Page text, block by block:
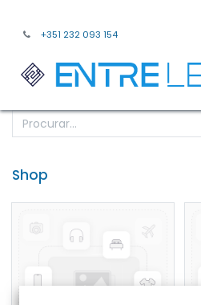
+351 232 093 154
Shop